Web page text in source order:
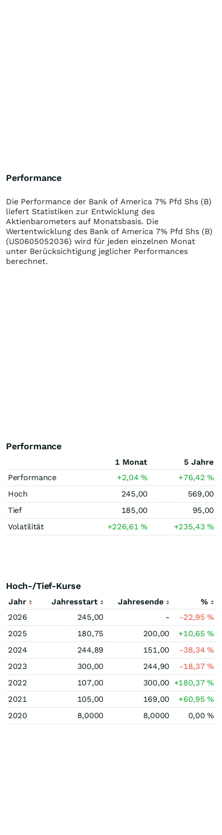
Performance
Die Performance der Bank of America 7% Pfd Shs (B)
liefert Statistiken zur Entwicklung des
Aktienbarometers auf Monatsbasis. Die
Wertentwicklung des Bank of America 7% Pfd Shs (B)
(US0605052036) wird für jeden einzelnen Monat
unter Berücksichtigung jeglicher Performances
berechnet.
Performance
1 Monat
5 Jahre
Performance
+2,04% +76,42%
Hoch
245,00
569,00
Tief
185,00
95,00
Volatilität
+226,61% +235,43%
Hoch-/Tief-Kurse
Jahr Jahresstart Jahresende
%
2026
245,00 - -22,95%
2025
180,75 200,00 +10,65%
2024
244,89 151,00 -38,34%
2023
300,00 244,90 -18,37%
2022
107,00 300,00 +180,37%
2021
105,00 169,00 +60,95%
2020
8,0000 8,0000 0,00%